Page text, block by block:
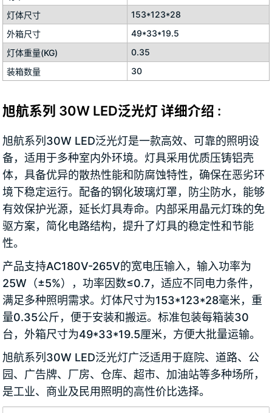
灯体尺寸
153*123*28
外箱尺寸
49*33*19.5
灯体重量(KG)
0.35
装箱数量
30
旭航系列 30W LED泛光灯 详细介绍 :
旭航系列30W LED泛光灯是一款高效、可靠的照明设
备，适用于多种室内外环境。灯具采用优质压铸铝壳
体，具备优异的散热性能和防腐蚀特性，确保在恶劣环
境下稳定运行。配备的钢化玻璃灯罩，防尘防水，能够
有效保护光源，延长灯具寿命。内部采用晶元灯珠的免
驱方案，简化电路结构，提升了灯具的稳定性和节能
性。
产品支持AC180V-265V的宽电压输入，输入功率为
25W（±5%），功率因数≤0.7，适应不同电力条件，
满足多种照明需求。灯体尺寸为153*123*28毫米，重
量0.35公斤，便于安装和搬运。标准包装每箱装30
台，外箱尺寸为49*33*19.5厘米，方便大批量运输。
旭航系列30W LED泛光灯广泛适用于庭院、道路、公
园、广告牌、厂房、仓库、超市、加油站等多种场所，
是工业、商业及民用照明的高性价比选择。